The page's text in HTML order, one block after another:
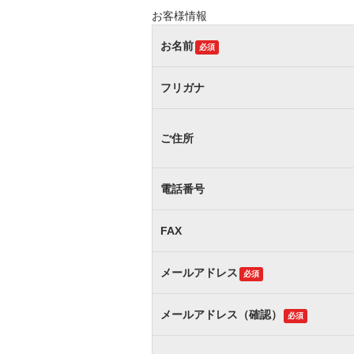
お客様情報
お名前 必須
フリガナ
ご住所
電話番号
FAX
メールアドレス 必須
メールアドレス（確認） 必須